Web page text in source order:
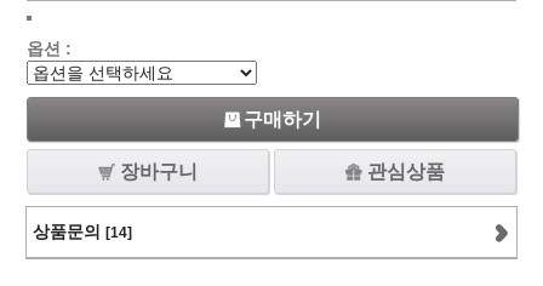
옵션 :
구매하기
장바구니 관심상품
상품문의 [14]